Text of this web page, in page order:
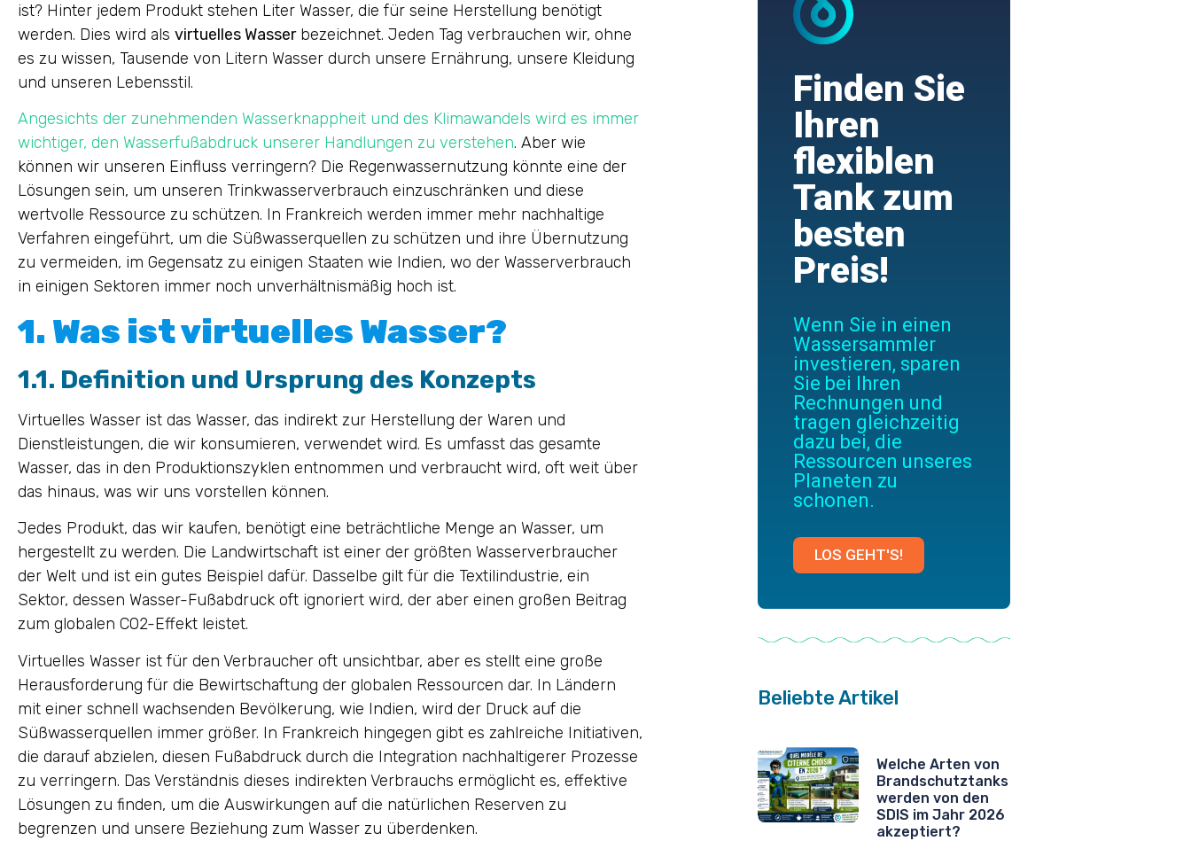
ist? Hinter jedem Produkt stehen Liter Wasser, die für seine Herstellung benötigt
werden. Dies wird als virtuelles Wasserbezeichnet. Jeden Tag verbrauchen wir, ohne
es zu wissen, Tausende von Litern Wasser durch unsere Ernährung, unsere Kleidung
und unseren Lebensstil.
Angesichts der zunehmenden Wasserknappheit und des Klimawandels wird es immer
wichtiger, den Wasserfußabdruck unserer Handlungen zu verstehen. Aber wie
können wir unseren Einfluss verringern? Die Regenwassernutzung könnte eine der
Lösungen sein, um unseren Trinkwasserverbrauch einzuschränken und diese
wertvolle Ressource zu schützen. In Frankreich werden immer mehr nachhaltige
Verfahren eingeführt, um die Süßwasserquellen zu schützen und ihre Übernutzung
zu vermeiden, im Gegensatz zu einigen Staaten wie Indien, wo der Wasserverbrauch
in einigen Sektoren immer noch unverhältnismäßig hoch ist.
1. Was ist virtuelles Wasser?
1.1. Definition und Ursprung des Konzepts
Virtuelles Wasser ist das Wasser, das indirekt zur Herstellung der Waren und
Dienstleistungen, die wir konsumieren, verwendet wird. Es umfasst das gesamte
Wasser, das in den Produktionszyklen entnommen und verbraucht wird, oft weit über
das hinaus, was wir uns vorstellen können.
Jedes Produkt, das wir kaufen, benötigt eine beträchtliche Menge an Wasser, um
hergestellt zu werden. Die Landwirtschaft ist einer der größten Wasserverbraucher
der Welt und ist ein gutes Beispiel dafür. Dasselbe gilt für die Textilindustrie, ein
Sektor, dessen Wasser-Fußabdruck oft ignoriert wird, der aber einen großen Beitrag
zum globalen CO2-Effekt leistet.
Virtuelles Wasser ist für den Verbraucher oft unsichtbar, aber es stellt eine große
Herausforderung für die Bewirtschaftung der globalen Ressourcen dar. In Ländern
mit einer schnell wachsenden Bevölkerung, wie Indien, wird der Druck auf die
Süßwasserquellen immer größer. In Frankreich hingegen gibt es zahlreiche Initiativen,
die darauf abzielen, diesen Fußabdruck durch die Integration nachhaltigerer Prozesse
zu verringern. Das Verständnis dieses indirekten Verbrauchs ermöglicht es, effektive
Lösungen zu finden, um die Auswirkungen auf die natürlichen Reserven zu
begrenzen und unsere Beziehung zum Wasser zu überdenken.
Finden Sie
Ihren
flexiblen
Tank zum
besten
Preis!
Wenn Sie in einen
Wassersammler
investieren, sparen
Sie bei Ihren
Rechnungen und
tragen gleichzeitig
dazu bei, die
Ressourcen unseres
Planeten zu
schonen.
LOS GEHT'S!
Beliebte Artikel
Welche Arten von
Brandschutztanks
werden von den
SDIS im Jahr 2026
akzeptiert?